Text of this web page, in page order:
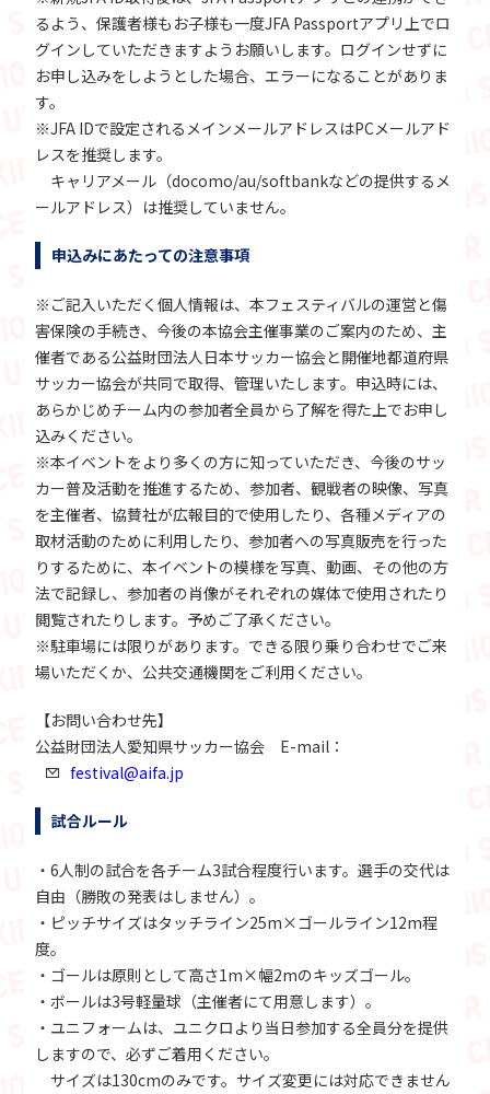
るよう、保護者様もお子様も一度JFA Passportアプリ上でロ
グインしていただきますようお願いします。ログインせずに
お申し込みをしようとした場合、エラーになることがありま
す。
※JFA IDで設定されるメインメールアドレスはPCメールアド
レスを推奨します。
キャリアメール（docomo/au/softbankなどの提供するメ
ールアドレス）は推奨していません。
申込みにあたっての注意事項
※ご記入いただく個人情報は、本フェスティバルの運営と傷
害保険の手続き、今後の本協会主催事業のご案内のため、主
催者である公益財団法人日本サッカー協会と開催地都道府県
サッカー協会が共同で取得、管理いたします。申込時には、
あらかじめチーム内の参加者全員から了解を得た上でお申し
込みください。
※本イベントをより多くの方に知っていただき、今後のサッ
カー普及活動を推進するため、参加者、観戦者の映像、写真
を主催者、協賛社が広報目的で使用したり、各種メディアの
取材活動のために利用したり、参加者への写真販売を行った
りするために、本イベントの模様を写真、動画、その他の方
法で記録し、参加者の肖像がそれぞれの媒体で使用されたり
閲覧されたりします。予めご了承ください。
※駐車場には限りがあります。できる限り乗り合わせでご来
場いただくか、公共交通機関をご利用ください。
【お問い合わせ先】
公益財団法人愛知県サッカー協会 E-mail：
festival@aifa.jp
試合ルール
・6人制の試合を各チーム3試合程度行います。選手の交代は
自由（勝敗の発表はしません）。
・ピッチサイズはタッチライン25m×ゴールライン12m程
度。
・ゴールは原則として高さ1m×幅2mのキッズゴール。
・ボールは3号軽量球（主催者にて用意します）。
・ユニフォームは、ユニクロより当日参加する全員分を提供
しますので、必ずご着用ください。
サイズは130cmのみです。サイズ変更には対応できません